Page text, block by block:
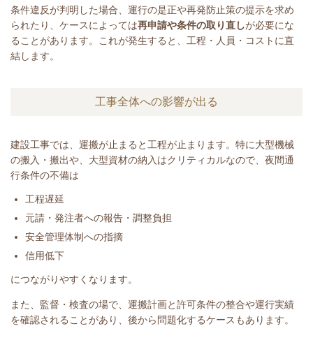
条件違反が判明した場合、運行の是正や再発防止策の提示を求め
られたり、ケースによっては再申請や条件の取り直しが必要にな
ることがあります。これが発生すると、工程・人員・コストに直
結します。
工事全体への影響が出る
建設工事では、運搬が止まると工程が止まります。特に大型機械
の搬入・搬出や、大型資材の納入はクリティカルなので、夜間通
行条件の不備は
工程遅延
元請・発注者への報告・調整負担
安全管理体制への指摘
信用低下
につながりやすくなります。
また、監督・検査の場で、運搬計画と許可条件の整合や運行実績
を確認されることがあり、後から問題化するケースもあります。